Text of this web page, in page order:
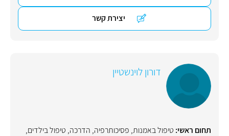
יצירת קשר
דורון לוינשטיין
תחום ראשי: טיפול באמנות, פסיכותרפיה, הדרכה, טיפול בילדים,